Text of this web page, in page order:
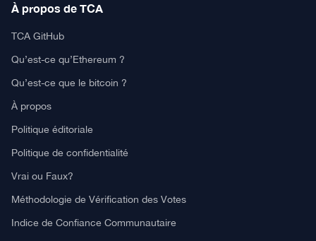
À propos de TCA
TCA GitHub
Qu’est-ce qu’Ethereum ?
Qu’est-ce que le bitcoin ?
À propos
Politique éditoriale
Politique de confidentialité
Vrai ou Faux?
Méthodologie de Vérification des Votes
Indice de Confiance Communautaire